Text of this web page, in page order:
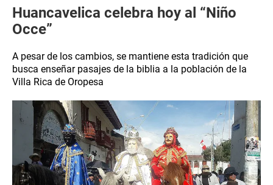
Huancavelica celebra hoy al “Niño
Occe”
A pesar de los cambios, se mantiene esta tradición que
busca enseñar pasajes de la biblia a la población de la
Villa Rica de Oropesa